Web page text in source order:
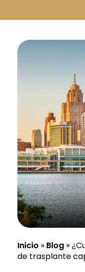
Inicio » Blog »
de trasplante